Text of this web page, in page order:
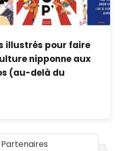
illustrés pour faire
nipponne aux
(au-delà du
Partenaires